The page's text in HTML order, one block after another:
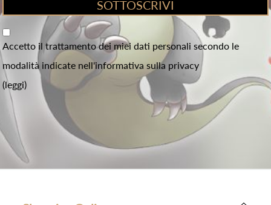
Accetto il trattamento dei miei dati personali secondo le
modalità indicate nell'informativa sulla privacy
(leggi)